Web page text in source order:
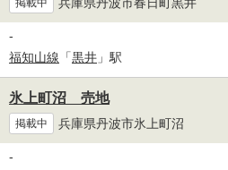
掲載中
-
福知山線 「黒井 」駅
氷上町沼 売地
掲載中 兵庫県丹波市氷上町沼
-